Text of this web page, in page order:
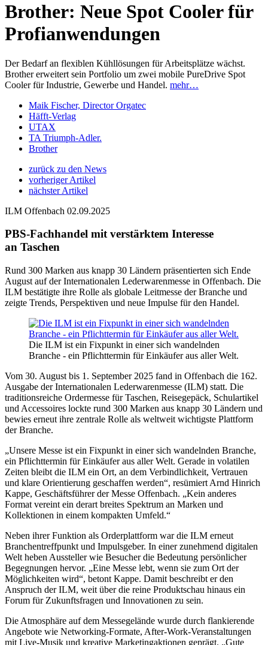
Brother: Neue Spot Cooler für
Profianwendungen
Der Bedarf an flexiblen Kühllösungen für Arbeitsplätze wächst.
Brother erweitert sein Portfolio um zwei mobile PureDrive Spot
Cooler für Industrie, Gewerbe und Handel. mehr…
Maik Fischer, Director Orgatec
Häfft-Verlag
UTAX
TA Triumph-Adler.
Brother
zurück zu den News
vorheriger Artikel
nächster Artikel
ILM Offenbach 02.09.2025
PBS-Fachhandel mit verstärktem Interesse
an Taschen
Rund 300 Marken aus knapp 30 Ländern präsentierten sich Ende
August auf der Internationalen Lederwarenmesse in Offenbach. Die
ILM bestätigte ihre Rolle als globale Leitmesse der Branche und
zeigte Trends, Perspektiven und neue Impulse für den Handel.
Die ILM ist ein Fixpunkt in einer sich wandelnden
Branche - ein Pflichttermin für Einkäufer aus aller Welt.
Vom 30. August bis 1. September 2025 fand in Offenbach die 162.
Ausgabe der Internationalen Lederwarenmesse (ILM) statt. Die
traditionsreiche Ordermesse für Taschen, Reisegepäck, Schulartikel
und Accessoires lockte rund 300 Marken aus knapp 30 Ländern und
bewies erneut ihre zentrale Rolle als weltweit wichtigste Plattform
der Branche.
„Unsere Messe ist ein Fixpunkt in einer sich wandelnden Branche,
ein Pflichttermin für Einkäufer aus aller Welt. Gerade in volatilen
Zeiten bleibt die ILM ein Ort, an dem Verbindlichkeit, Vertrauen
und klare Orientierung geschaffen werden“, resümiert Arnd Hinrich
Kappe, Geschäftsführer der Messe Offenbach. „Kein anderes
Format vereint ein derart breites Spektrum an Marken und
Kollektionen in einem kompakten Umfeld.“
Neben ihrer Funktion als Orderplattform war die ILM erneut
Branchentreffpunkt und Impulsgeber. In einer zunehmend digitalen
Welt heben Aussteller wie Besucher die Bedeutung persönlicher
Begegnungen hervor. „Eine Messe lebt, wenn sie zum Ort der
Möglichkeiten wird“, betont Kappe. Damit beschreibt er den
Anspruch derILM, weit über die reine Produktschau hinaus ein
Forum für Zukunftsfragen und Innovationen zu sein.
Die Atmosphäre auf dem Messegelände wurde durch flankierende
Angebote wie Networking-Formate, After-Work-Veranstaltungen
mit Live-Musik und kreative Marketingaktionen geprägt. „Gute